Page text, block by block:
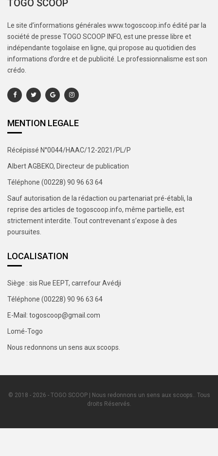
TOGO SCOOP
Le site d’informations générales www.togoscoop.info édité par la
société de presse TOGO SCOOP INFO, est une presse libre et
indépendante togolaise en ligne, qui propose au quotidien des
informations d’ordre et de publicité. Le professionnalisme est son
crédo.
MENTION LEGALE
Récépissé N°0044/HAAC/12-2021/PL/P
Albert AGBEKO, Directeur de publication
Téléphone (00228) 90 96 63 64
Sauf autorisation de la rédaction ou partenariat pré-établi, la
reprise des articles de togoscoop.info, même partielle, est
strictement interdite. Tout contrevenant s’expose à des
poursuites.
LOCALISATION
Siège : sis Rue EEPT, carrefour Avédji
Téléphone (00228) 90 96 63 64
E-Mail: togoscoop@gmail.com
Lomé-Togo
Nous redonnons un sens aux scoops.
© 2018 - 2026 - TOGO SCOOP | Nous redonnons un sens aux scoops.. Tous
droits Réservés.